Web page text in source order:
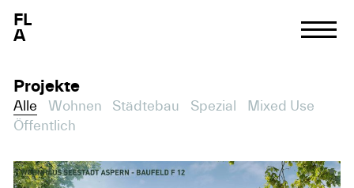
FL
A
Projekte
Alle Wohnen Städtebau Spezial
Mixed Use
Öffentlich